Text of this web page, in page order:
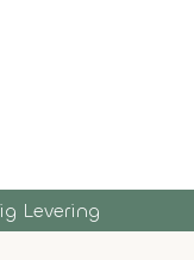
Levering